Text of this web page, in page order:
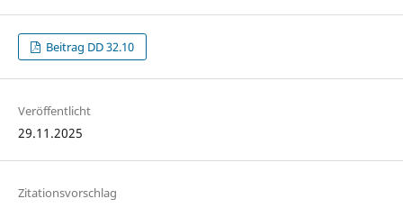
Beitrag DD 32.10
Veröffentlicht
29.11.2025
Zitationsvorschlag